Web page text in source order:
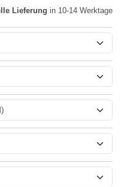
Lieferung in 10-14 Werktage